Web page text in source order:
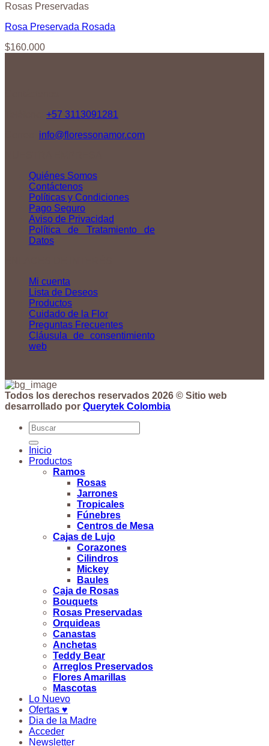
Rosas Preservadas
Rosa Preservada Rosada
$160.000
+57 3113091281
info@floressonamor.com
Quiénes Somos
Contáctenos
Políticas y Condiciones
Pago Seguro
Aviso de Privacidad
Política de Tratamiento de
Datos
Mi cuenta
Lista de Deseos
Productos
Cuidado de la Flor
Preguntas Frecuentes
Cláusula de consentimiento
web
Todos los derechos reservados 2026 © Sitio web
desarrollado por Querytek Colombia
Buscar
por:
Inicio
Productos
Ramos
Rosas
Jarrones
Tropicales
Fúnebres
Centros de Mesa
Cajas de Lujo
Corazones
Cilindros
Mickey
Baules
Caja de Rosas
Bouquets
Rosas Preservadas
Orquideas
Canastas
Anchetas
Teddy Bear
Arreglos Preservados
Flores Amarillas
Mascotas
Lo Nuevo
Ofertas ♥
Dia de la Madre
Acceder
Newsletter